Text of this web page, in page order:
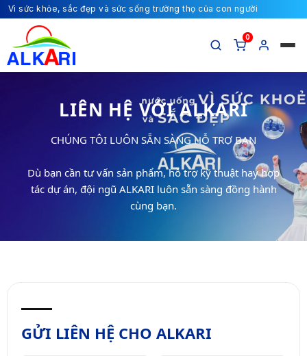
Vì sức khỏe, sắc đẹp và sức sống trường thọ của con người
0
LIÊN HỆ VỚI ALKARI
CHÚNG TÔI LUÔN SẴN SÀNG HỖ TRỢ BẠN
Dù bạn cần tư vấn sản phẩm, hỗ trợ kỹ thuật hay hợp
tác dự án, đội ngũ ALKARI luôn sẵn sàng đồng hành
cùng bạn.
GỬI LIÊN HỆ CHO ALKARI